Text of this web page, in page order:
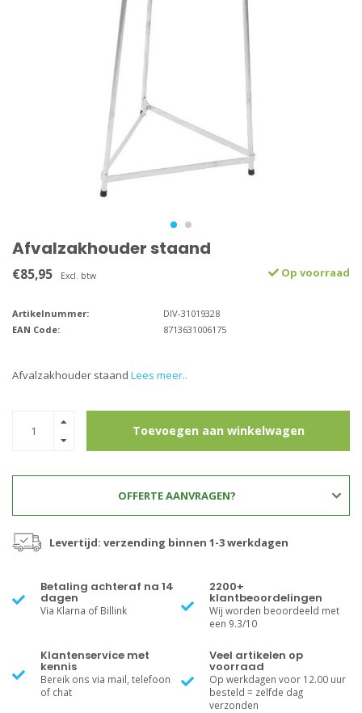
Afvalzakhouder staand
€85,95 Excl. btw Op voorraad
Artikelnummer:
DIV-31019328
EAN Code:
8713631006175
Afvalzakhouder staand Lees meer..
Toevoegen aan winkelwagen
OFFERTE AANVRAGEN?
Levertijd: verzending binnen 1-3 werkdagen
Betaling achteraf na 14
dagen
Via Klarna of Billink
2200+
klantbeoordelingen
Wij worden beoordeeld met
een 9.3/10
Klantenservice met
kennis
Bereik ons via mail, telefoon
of chat
Veel artikelen op
voorraad
Op werkdagen voor 12.00 uur
besteld = zelfde dag
verzonden